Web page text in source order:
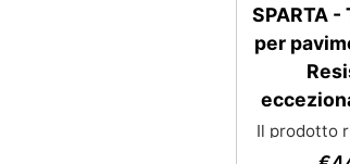
SPARTA
per
Il prodotto
lavorativi